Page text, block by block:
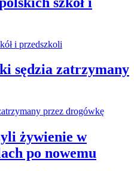
sędzia zatrzymany
żywienie w
po nowemu